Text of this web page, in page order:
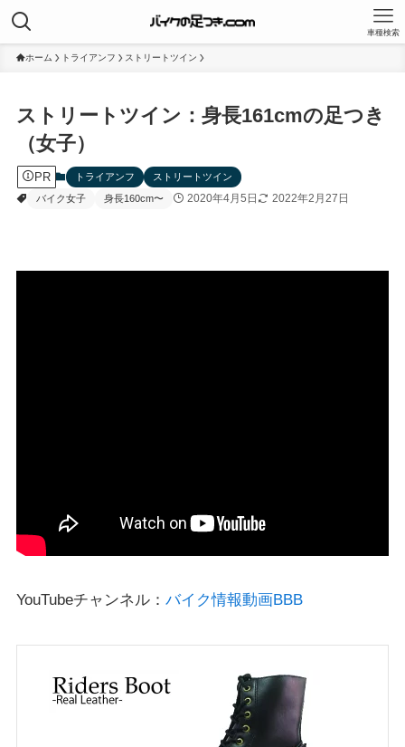
車種検索
ホーム トライアンフ ストリートツイン
ストリートツイン：身長161cmの足つき
（女子）
PR トライアンフ
ストリートツイン
バイク女子
身長160cm〜 2020年4月5日 2022年2月27日
YouTubeチャンネル： バイク情報動画BBB